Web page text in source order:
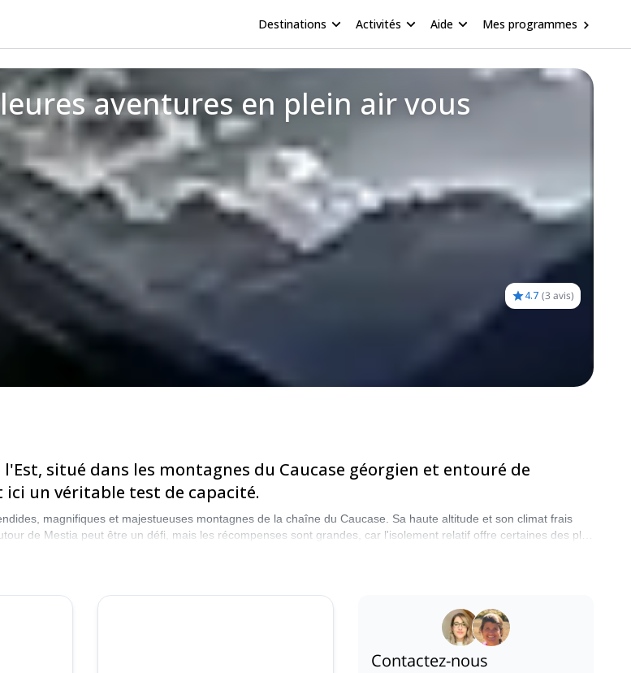
Destinations Activités Aide Mes programmes
aventures en plein air vous
4.7 (3 avis)
situé dans les montagnes du Caucase géorgien et entouré de
un véritable test de capacité.
magnifiques et majestueuses montagnes de la chaîne du Caucase. Sa haute altitude et son climat frais
de Mestia peut être un défi, mais les récompenses sont grandes, car l'isolement relatif offre certaines des plus
Choisissez parmi notre sélection de programmes d&#8217alpinisme à Mestia, et vous ne le regretterez pas
Contactez-nous